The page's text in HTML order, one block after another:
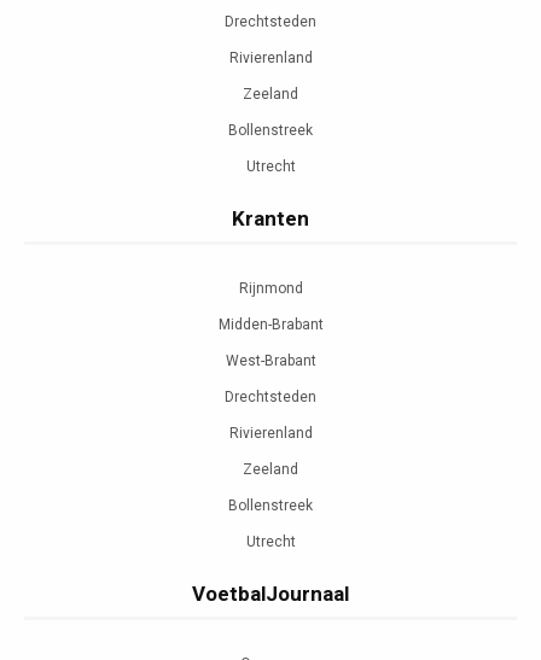
Drechtsteden
Rivierenland
Zeeland
Bollenstreek
Utrecht
Kranten
Rijnmond
Midden-Brabant
West-Brabant
Drechtsteden
Rivierenland
Zeeland
Bollenstreek
Utrecht
VoetbalJournaal